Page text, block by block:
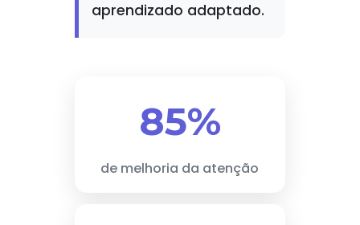
aprendizado adaptado.
85%
de melhoria da atenção